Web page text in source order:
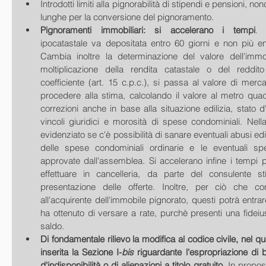
Introdotti limiti alla pignorabilità di stipendi e pensioni,
lunghe per la conversione del pignoramento.
Pignoramenti immobiliari: si accelerano i tempi.
ipocatastale va depositata entro 60 giorni e non più
Cambia inoltre la determinazione del valore
moltiplicazione della rendita catastale o del
coefficiente (art. 15 c.p.c.), si passa al valore di
procedere alla stima, calcolando il valore al metro
correzioni anche in base alla situazione edilizia, stato
vincoli giuridici e morosità di spese condominiali.
evidenziato se c'è possibilità di sanare eventuali abusi
delle spese condominiali ordinarie e le eventuali
approvate dall'assemblea. Si accelerano infine i tempi
effettuare in cancelleria, da parte del consulente
presentazione delle offerte. Inoltre, per ciò che
all'acquirente dell'immobile pignorato, questi potrà
ha ottenuto di versare a rate, purchè presenti una
saldo.
Di fondamentale rilievo la modifica al codice civile, nel
inserita la Sezione I-bis riguardante l'espropriazione di